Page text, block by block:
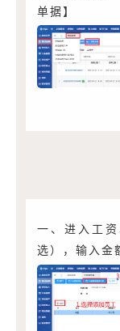
单据】
一、进入工
选），输入金